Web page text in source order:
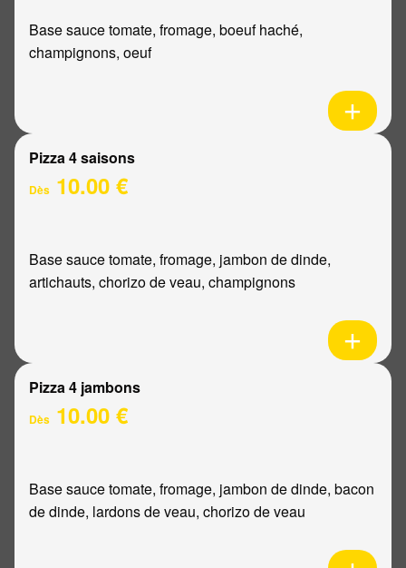
Base sauce tomate, fromage, boeuf haché,
champignons, oeuf
Pizza 4 saisons
Dès 10.00 €
Base sauce tomate, fromage, jambon de dinde,
artichauts, chorizo de veau, champignons
Pizza 4 jambons
Dès 10.00 €
Base sauce tomate, fromage, jambon de dinde, bacon
de dinde, lardons de veau, chorizo de veau